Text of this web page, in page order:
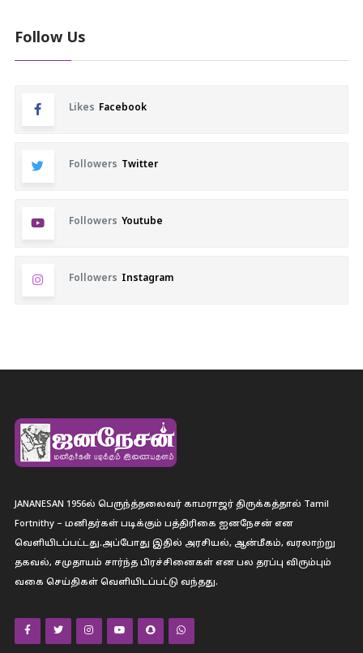
Follow Us
Likes Facebook
Followers Twitter
Followers Youtube
Followers Instagram
JANANESAN 1956ல் பெருந்த்தலைவர் காமராஜர் திருக்கத்தால் Tamil
Fortnithy – மனிதர்கள் படிக்கும் பத்திரிகை ஐனநேசன் என
வெளியிடப்பட்டது.அப்போது இதில் அரசியல், ஆன்மீகம், வரலாற்று
தகவல், சமுதாயம் சார்ந்த பிரச்சினைகள் என பல தரப்பு விரும்பும்
வகை செய்திகள் வெளியிடப்பட்டு வந்தது.